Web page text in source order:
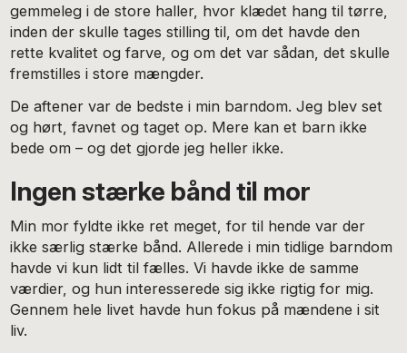
gemmeleg i de store haller, hvor klædet hang til tørre,
inden der skulle tages stilling til, om det havde den
rette kvalitet og farve, og om det var sådan, det skulle
fremstilles i store mængder.
De aftener var de bedste i min barndom. Jeg blev set
og hørt, favnet og taget op. Mere kan et barn ikke
bede om – og det gjorde jeg heller ikke.
Ingen stærke bånd til mor
Min mor fyldte ikke ret meget, for til hende var der
ikke særlig stærke bånd. Allerede i min tidlige barndom
havde vi kun lidt til fælles. Vi havde ikke de samme
værdier, og hun interesserede sig ikke rigtig for mig.
Gennem hele livet havde hun fokus på mændene i sit
liv.